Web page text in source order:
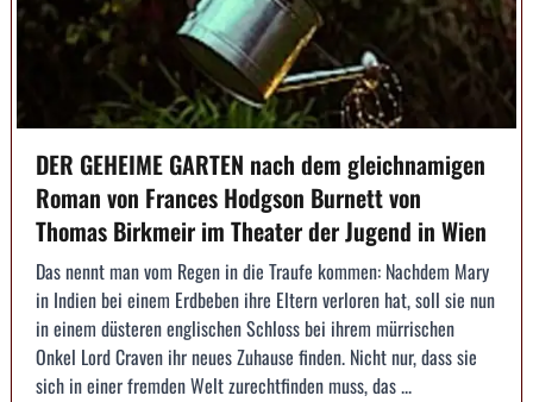
DER GEHEIME GARTEN nach dem gleichnamigen
Roman von Frances Hodgson Burnett von
Thomas Birkmeir im Theater der Jugend in Wien
Das nennt man vom Regen in die Traufe kommen: Nachdem Mary
in Indien bei einem Erdbeben ihre Eltern verloren hat, soll sie nun
in einem düsteren englischen Schloss bei ihrem mürrischen
Onkel Lord Craven ihr neues Zuhause finden. Nicht nur, dass sie
sich in einer fremden Welt zurechtfinden muss, das ...